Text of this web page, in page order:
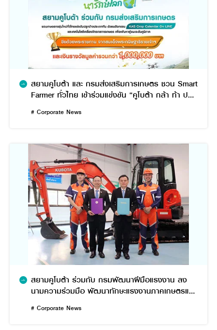
สยามคูโบต้า และ กรมส่งเสริมการเกษตร ชวน Smart
Farmer ทั่วไทย เข้าร่วมแข่งขัน “คูโบต้า กล้า ท้า ปลูก
# Corporate News
สยามคูโบต้า ร่วมกับ กรมพัฒนาฝีมือแรงงาน ลง
นามความร่วมมือ พัฒนาทักษะแรงงานภาคเกษตรและ
# Corporate News